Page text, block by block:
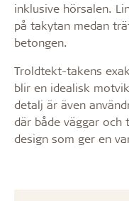
inklusive hörsalen.
på takytan medan
betongen.
Troldtekt-takens
blir en idealisk
detalj är även
där både väggar och
design som ger en